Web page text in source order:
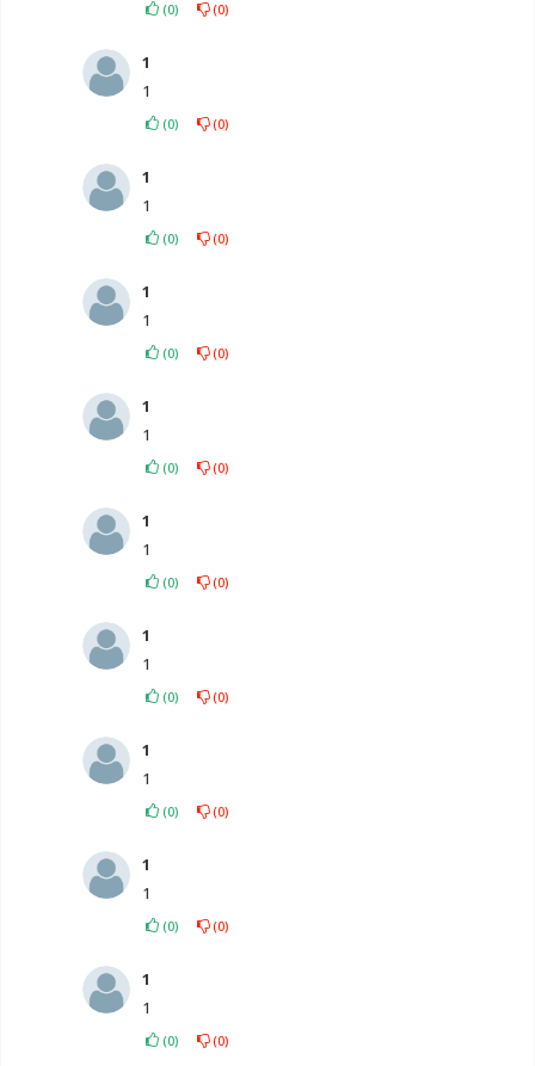
(0) (0)
1
1
(0) (0)
1
1
(0) (0)
1
1
(0) (0)
1
1
(0) (0)
1
1
(0) (0)
1
1
(0) (0)
1
1
(0) (0)
1
1
(0) (0)
1
1
(0) (0)